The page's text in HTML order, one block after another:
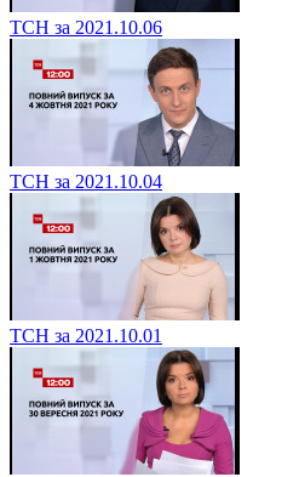
ТСН за 2021.10.06
ТСН за 2021.10.04
ТСН за 2021.10.01